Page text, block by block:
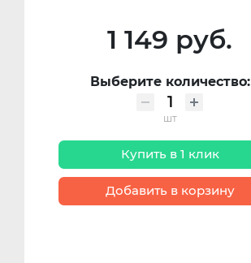
1 149 руб.
Выберите количество:
шт
Купить в 1 клик
Добавить в корзину